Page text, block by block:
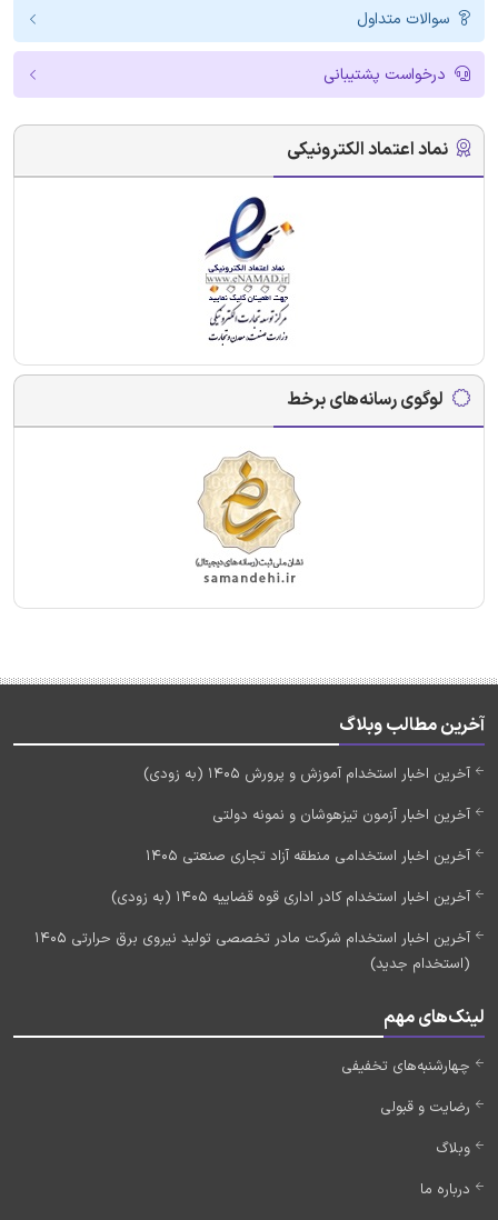
سوالات متداول
درخواست پشتیبانی
نماد اعتماد الکترونیکی
لوگوی رسانه‌های برخط
آخرین مطالب وبلاگ
آخرین اخبار استخدام آموزش و پرورش 1405 (به زودی)
آخرین اخبار آزمون تیزهوشان و نمونه دولتی
آخرین اخبار استخدامی منطقه آزاد تجاری صنعتی 1405
آخرین اخبار استخدام کادر اداری قوه قضاییه 1405 (به زودی)
آخرین اخبار استخدام شرکت مادر تخصصی تولید نیروی برق حرارتی 1405
(استخدام جدید)
لینک‌های مهم
چهارشنبه‌های تخفیفی
رضایت و قبولی
وبلاگ
درباره ما